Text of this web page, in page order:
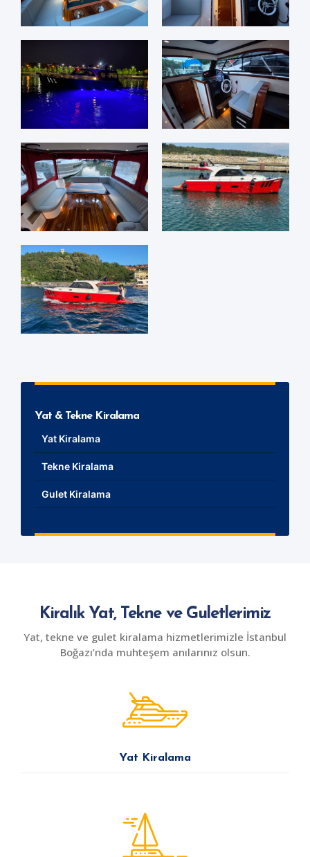
Yat & Tekne Kiralama
Yat Kiralama
Tekne Kiralama
Gulet Kiralama
Kiralık Yat, Tekne ve Guletlerimiz
Yat, tekne ve gulet kiralama hizmetlerimizle İstanbul
Boğazı’nda muhteşem anılarınız olsun.
Yat Kiralama